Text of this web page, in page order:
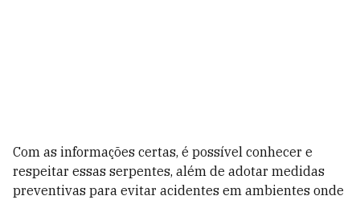
Com as informações certas, é possível conhecer e
respeitar essas serpentes, além de adotar medidas
preventivas para evitar acidentes em ambientes onde